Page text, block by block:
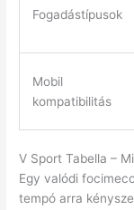
Fogadástípusok
Mobil
kompatibilitás
V Sport Tabella –
Egy valódi
tempó arra